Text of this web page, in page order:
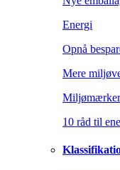
Energi
Opnå
Mere
10 råd til